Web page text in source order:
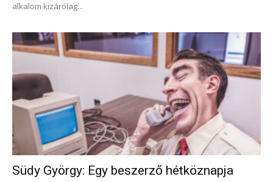
alkalom kizárólag...
Südy György: Egy beszerző hétköznapja